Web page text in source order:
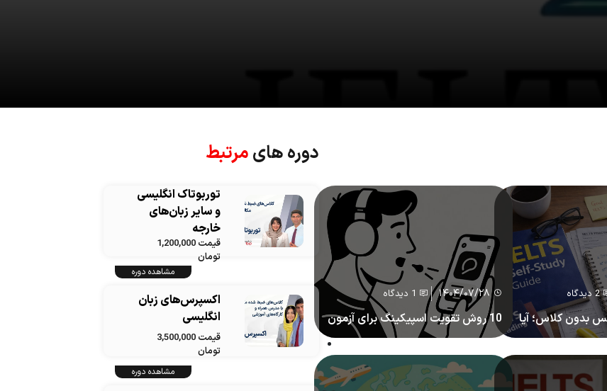
2 دیدگاه
بدون کلاس؛ آیا
مطالعه و منابع
۱۴۰۴/۰۷/۲۸ 1 دیدگاه
10 روش تقویت اسپیکینگ برای آزمون
IELTS و TOEFL
دوره هایمرتبط
توربوتاک انگلیسی
و سایر زبان‌های
خارجه
قیمت 1,200,000
تومان
مشاهده دوره
اکسپرس‌های زبان
انگلیسی
قیمت 3,500,000
تومان
مشاهده دوره